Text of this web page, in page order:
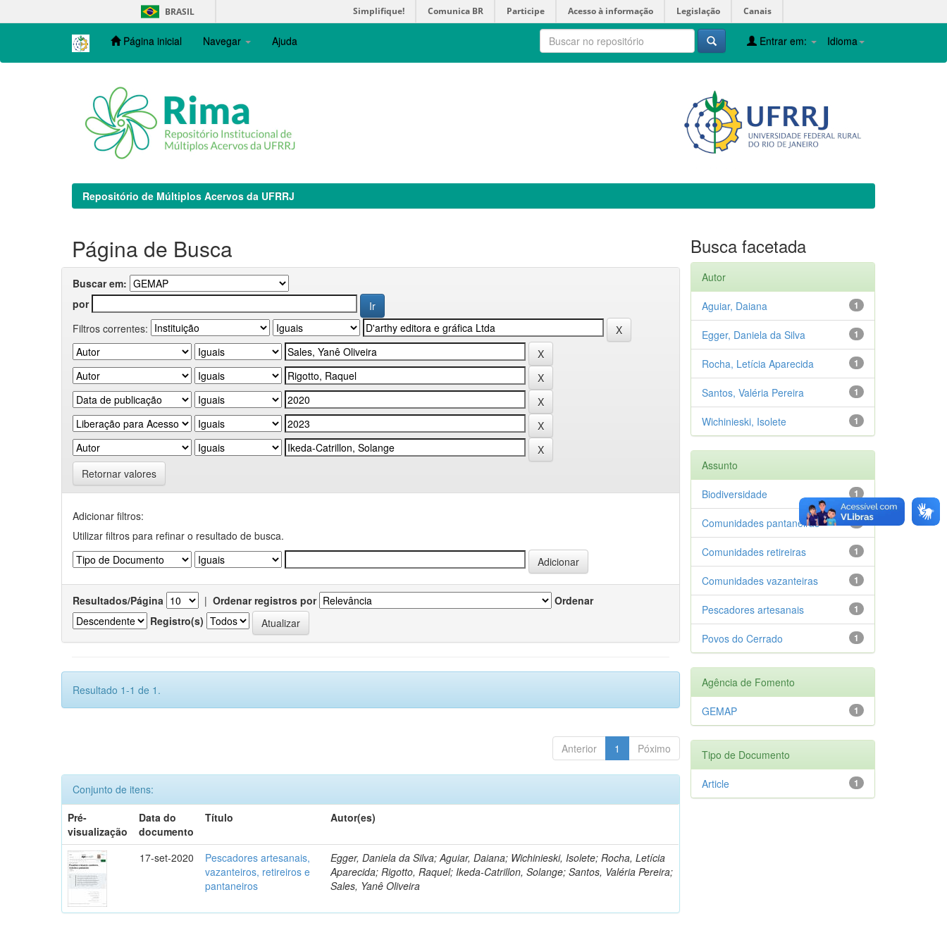
navigation
BRASIL Simplifique! Comunica BR Participe Acesso à informação Legislação Canais
Página inicial Navegar Ajuda Idioma
Entrar em:
Repositório de Múltiplos Acervos da UFRRJ
Página de Busca
Buscar em:
por
Filtros correntes:
Retornar valores
Adicionar filtros:
Utilizar filtros para refinar o resultado de busca.
Resultados/Página | Ordenar registros por
Ordenar
Registro(s)
Resultado 1-1 de 1.
Anterior 1 Póximo
Conjunto de itens:
Pré-
visualização
Data do
documento
Título Autor(es)
17-set-2020
Pescadores artesanais,
vazanteiros, retireiros e
pantaneiros
Egger, Daniela da Silva; Aguiar, Daiana; Wichinieski, Isolete; Rocha, Letícia
Aparecida; Rigotto, Raquel; Ikeda-Catrillon, Solange; Santos, Valéria Pereira;
Sales, Yanê Oliveira
Busca facetada
Autor
1
Aguiar, Daiana
1
Egger, Daniela da Silva
1
Rocha, Letícia Aparecida
1
Santos, Valéria Pereira
1
Wichinieski, Isolete
Assunto
1
Biodiversidade
1
Comunidades pantaneiras
1
Comunidades retireiras
1
Comunidades vazanteiras
1
Pescadores artesanais
1
Povos do Cerrado
Agência de Fomento
1
GEMAP
Tipo de Documento
1
Article